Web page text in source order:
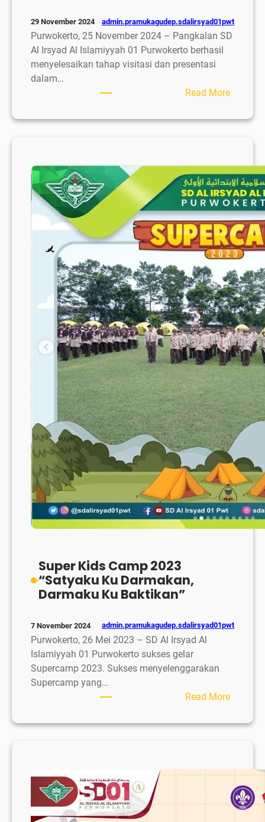
29 November 2024 admin.pramukagudep.sdalirsyad01pwt
Purwokerto, 25 November 2024 – Pangkalan SD
Al Irsyad Al Islamiyyah 01 Purwokerto berhasil
menyelesaikan tahap visitasi dan presentasi
dalam…
Read More:
dan
Depan
Mantap
2024
di
Gugus
Depan
SD
Al
Irsyad
Al
01
02.1007
dan
02.1008
Super Kids Camp 2023
“Satyaku Ku Darmakan,
Darmaku Ku Baktikan”
7 November 2024 admin.pramukagudep.sdalirsyad01pwt
Purwokerto, 26 Mei 2023 – SD Al Irsyad Al
Islamiyyah 01 Purwokerto sukses gelar
Supercamp 2023. Sukses menyelenggarakan
Supercamp yang…
Read More:
Kids